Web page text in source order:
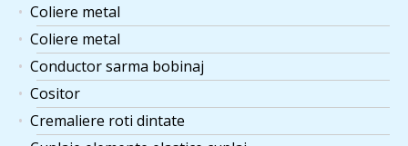
Coliere metal
Coliere metal
Conductor sarma bobinaj
Cositor
Cremaliere roti dintate